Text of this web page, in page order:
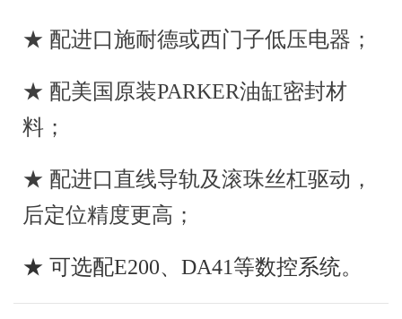
重复定位精度，以保证批量生产时折弯角度的一致
性。
铣整机加工机架，确保了油缸、导轨、工作台的安装
面精度。
5.整体框架除锈,并喷有防锈漆。
■ 工作滑块结构
1.本机器采用液压电气控制，滑块行程可任意调
节，并具有点动、半自动、自动等动作规范，采用点
2.上动式世界杯官网-世界杯（中国）一站式服务
全。
★ 配进口施耐德或西门子低压电器；
★ 配美国原装PARKER油缸密封材
料；
★ 配进口直线导轨及滚珠丝杠驱动，
后定位精度更高；
★ 可选配E200、DA41等数控系统。